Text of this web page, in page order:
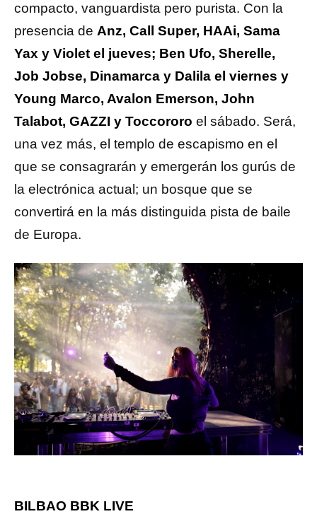
compacto, vanguardista pero purista. Con la
presencia de Anz, Call Super, HAAi, Sama
Yax y Violet el jueves; Ben Ufo, Sherelle,
Job Jobse, Dinamarca y Dalila el viernes y
Young Marco, Avalon Emerson, John
Talabot, GAZZI y Toccororo el sábado. Será,
una vez más, el templo de escapismo en el
que se consagrarán y emergerán los gurús de
la electrónica actual; un bosque que se
convertirá en la más distinguida pista de baile
de Europa.
BILBAO BBK LIVE